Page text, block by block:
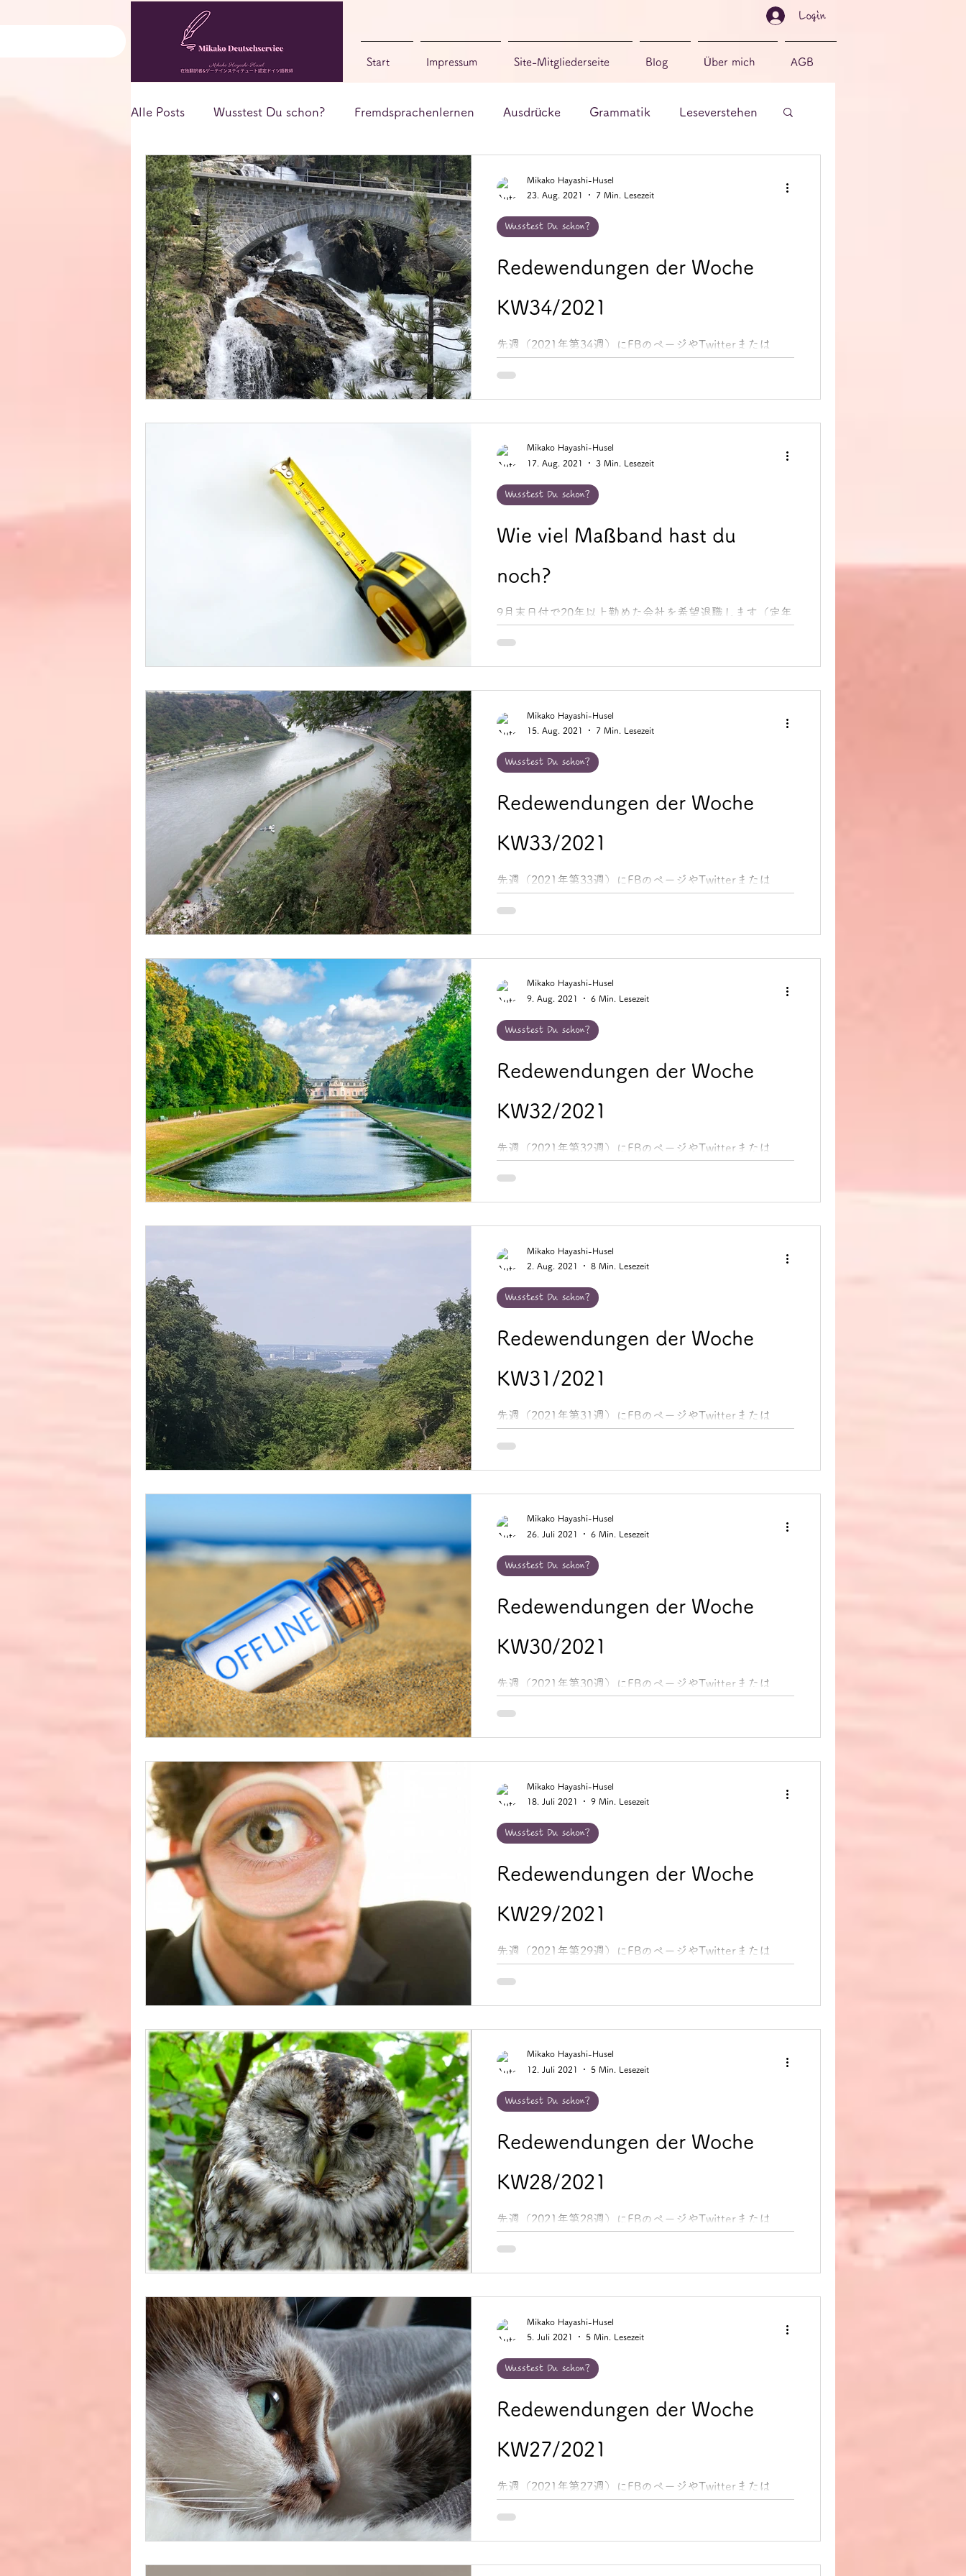
Alle Posts Wusstest Du schon? Fremdsprachenlernen Ausdrücke Grammatik Leseverstehen
Deutsch-Nachrichten Deutsch zum Singen Bücher & Blogs
Redewendungen der Woche
KW34/2021
先週（2021年第34週）にFBのページやTwitterまたは
Noteでご紹介した「Redewendung des Tages 今日のド
イツ語慣用句」をまとめてご紹介します。 1.
Wusstest Du schon?
Mikako Hayashi-Husel
23. Aug. 2021
7 Min. Lesezeit
Wie viel Maßband hast du
noch?
9月末日付で20年以上勤めた会社を希望退職します（定年
退職ではありません）。残っている有給休暇を消化する
ため、9月3日が私の最後の勤務日となります。 今日、同
僚たちと電話会議で雑談になった時に、「Ich zähle die
hast du noch?（メジャー（または巻き尺）はどのくらい
残ってるの？）」と聞いてきました。 どういうこと？ な
ぜメジャー（巻き尺）？ 昔、まだドイツで徴兵制があっ
た頃、連邦軍では徴兵期間の最終段階の150日間、1.5メ
をカウントダウンしたのだそうです。切り取った分は壁
などの見えるところに貼り付けて、残り少なくなったメ
ジャーを見えるように持ち歩いたりして、自分がもうす
ぐ居なくなることを周りに見せつけることで「大きな任
だとか。 この文脈では「das Maßband abschneiden」は
「die Ta
Wusstest Du schon?
Mikako Hayashi-Husel
17. Aug. 2021
3 Min. Lesezeit
Redewendungen der Woche
KW33/2021
先週（2021年第33週）にFBのページやTwitterまたは
Noteでご紹介した「Redewendung des Tages 今日のド
イツ語慣用句」をまとめてご紹介します。 1. Sehe ich
Wusstest Du schon?
Mikako Hayashi-Husel
15. Aug. 2021
7 Min. Lesezeit
Redewendungen der Woche
KW32/2021
先週（2021年第32週）にFBのページやTwitterまたは
Noteでご紹介した「Redewendung des Tages 今日のド
イツ語慣用句」をまとめてご紹介します。 1. jemanden
ausnehmen wie eine Weihnachtsgans 意味：...
Wusstest Du schon?
Mikako Hayashi-Husel
9. Aug. 2021
6 Min. Lesezeit
Redewendungen der Woche
KW31/2021
先週（2021年第31週）にFBのページやTwitterまたは
Noteでご紹介した「Redewendung des Tages 今日のド
イツ語慣用句」をまとめてご紹介します。 1. [in etwas]
Wusstest Du schon?
Mikako Hayashi-Husel
2. Aug. 2021
8 Min. Lesezeit
Redewendungen der Woche
KW30/2021
先週（2021年第30週）にFBのページやTwitterまたは
Noteでご紹介した「Redewendung des Tages 今日のド
イツ語慣用句」をまとめてご紹介します。 1. etwas in
Augenschein nehmen 意味：...
Wusstest Du schon?
Mikako Hayashi-Husel
26. Juli 2021
6 Min. Lesezeit
Redewendungen der Woche
KW29/2021
先週（2021年第29週）にFBのページやTwitterまたは
Noteでご紹介した「Redewendung des Tages 今日のド
イツ語慣用句」をまとめてご紹介します。 1. jemanden /
Wusstest Du schon?
Mikako Hayashi-Husel
18. Juli 2021
9 Min. Lesezeit
Redewendungen der Woche
KW28/2021
先週（2021年第28週）にFBのページやTwitterまたは
Noteでご紹介した「Redewendung des Tages 今日のド
イツ語慣用句」をまとめてご紹介します。 1. in seinen
Augen / in jemandes Augen 意味：...
Wusstest Du schon?
Mikako Hayashi-Husel
12. Juli 2021
5 Min. Lesezeit
Redewendungen der Woche
KW27/2021
先週（2021年第27週）にFBのページやTwitterまたは
Noteでご紹介した「Redewendung des Tages 今日のド
イツ語慣用句」をまとめてご紹介します。 1. jemandem
Wusstest Du schon?
Mikako Hayashi-Husel
5. Juli 2021
5 Min. Lesezeit
Start Impressum Site-Mitgliederseite Blog Über mich AGB
Login